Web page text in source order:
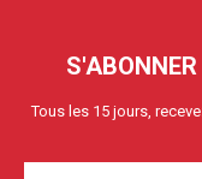
Tous les 15 jours,